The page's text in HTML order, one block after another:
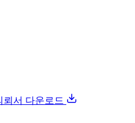
뢰서 다운로드